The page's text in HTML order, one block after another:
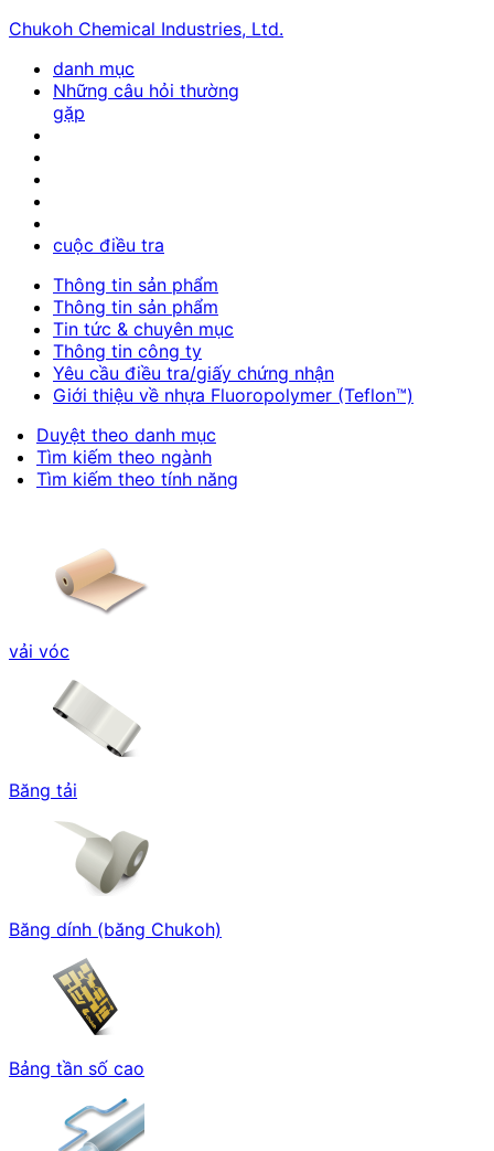
Chukoh Chemical Industries, Ltd.
danh mục
Những câu hỏi thường
gặp
cuộc điều tra
Thông tin sản phẩm
Thông tin sản phẩm
Tin tức & chuyên mục
Thông tin công ty
Yêu cầu điều tra/giấy chứng nhận
Giới thiệu về nhựa Fluoropolymer (Teflon™)
Duyệt theo danh mục
Tìm kiếm theo ngành
Tìm kiếm theo tính năng
vải vóc
Băng tải
Băng dính (băng Chukoh)
Bảng tần số cao